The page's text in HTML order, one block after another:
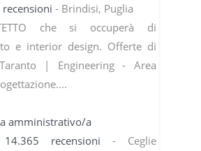
- Brindisi, Puglia
che si occuperà di
e interior design. Offerte di
| Engineering - Area
amministrativo/a
14.365 recensioni - Ceglie